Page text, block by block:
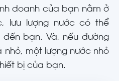
doanh của bạn nằm ở
lưu lượng nước có thể
bạn. Và, nếu đường
một lượng nước nhỏ
bị của bạn.